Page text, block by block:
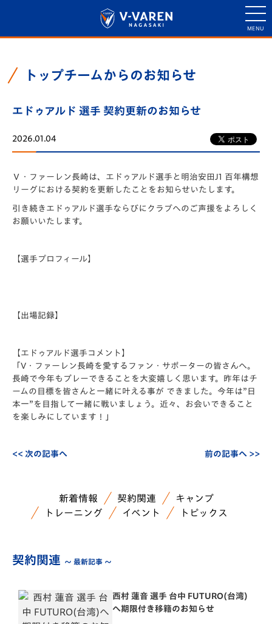
トップチームからのお知らせ
エドゥアルド 選⼿ 契約更新のお知らせ
2026.01.04
Ｖ・ファーレン長崎は、エドゥアルド選手と明治安田J1 百年構想
リーグにおける契約を更新したことをお知らせいたします。
引き続きエドゥアルド選手ならびにクラブへのご声援をよろしく
お願いいたします。
【選手プロフィール】
【出場記録】
【エドゥアルド選手コメント】
「V・ファーレン長崎を愛するファン・サポーターの皆さんへ。
長崎で今年もプレーできることを大変嬉しく思います。昨年はチ
ームの⽬標を皆さんと⼀緒に叶える事が できました。今年は”日
本⼀”を⽬指して⼀緒に戦いましょう。近々、お会いできること
を楽しみにしています！」
<< 次の記事へ 前の記事へ >>
新着情報 契約関連
キャンプ
トレーニング
イベント トピックス
契約関連 ～ 最新記事 ～
西村 蓮音 選手 台中 FUTURO(台湾)
へ期限付き移籍のお知らせ